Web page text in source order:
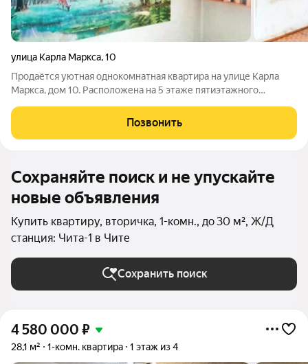
улица Карла Маркса,10
Продаётся уютная однокомнатная квартира на улице Карла
Маркса, дом 10. Расположена на 5 этаже пятиэтажного
спокойная планировка: всего две квартиры в секции. Площадь
27,8 м, из которых жилая
Позвонить
Сохраняйте поиск и не упускайте
новые объявления
Купить квартиру, вторичка, 1-комн., до 30 м², Ж/Д
станция: Чита-1 в Чите
Сохранить поиск
4 580 000 ₽
28,1 м² 1-комн. квартира 1 этаж из 4